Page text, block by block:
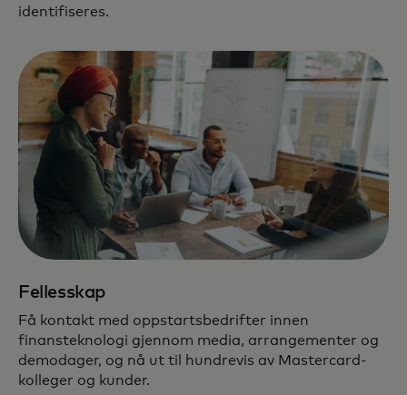
identifiseres.
Fellesskap
Få kontakt med oppstartsbedrifter innen
finansteknologi gjennom media, arrangementer og
demodager, og nå ut til hundrevis av Mastercard-
kolleger og kunder.